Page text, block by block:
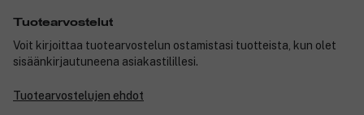
Tuotearvostelut
Voit kirjoittaa tuotearvostelun ostamistasi tuotteista, kun olet
sisäänkirjautuneena asiakastilillesi.
Tuotearvostelujen ehdot